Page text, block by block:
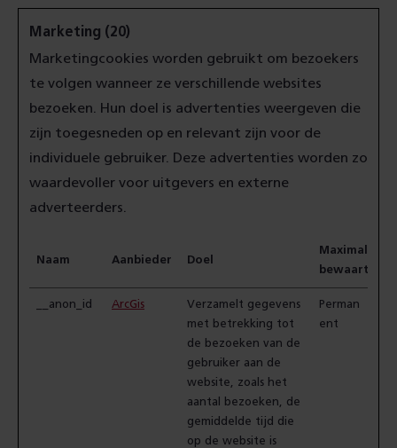
Marketing (20)
Marketingcookies worden gebruikt om bezoekers
te volgen wanneer ze verschillende websites
bezoeken. Hun doel is advertenties weergeven die
zijn toegesneden op en relevant zijn voor de
individuele gebruiker. Deze advertenties worden zo
waardevoller voor uitgevers en externe
adverteerders.
Naam Aanbieder Doel
Maximale
__anon_id ArcGis
Verzamelt gegevens
met betrekking tot
de bezoeken van de
gebruiker aan de
website, zoals het
aantal bezoeken, de
gemiddelde tijd die
op de website is
Perman
ent